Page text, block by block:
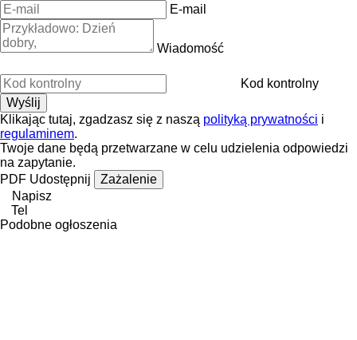
E-mail
Wiadomość
Kod kontrolny
Klikając tutaj, zgadzasz się z naszą polityką prywatności i
regulaminem.
Twoje dane będą przetwarzane w celu udzielenia odpowiedzi
na zapytanie.
PDF Udostępnij
Zażalenie
Napisz
Tel
Podobne ogłoszenia